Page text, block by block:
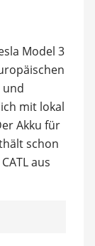
Model 3
und
mit lokal
Akku für
schon
aus